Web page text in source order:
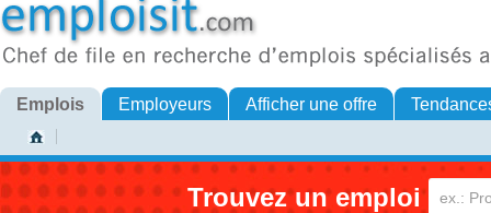
Emplois Employeurs Afficher une offre
Trouvez un emploi